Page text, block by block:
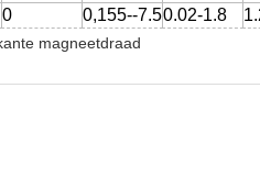
0 0,155--7.50.02-1.8
magneetdraad